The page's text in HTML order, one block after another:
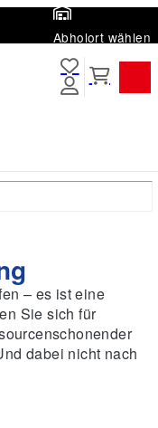
Abholort wählen
– es ist eine
Sie sich für
dabei nicht nach